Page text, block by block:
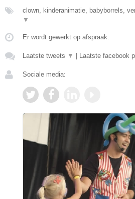
clown, kinderanimatie, babyborrels,
▼
Er wordt gewerkt op afspraak.
Laatste tweets ▼ Laatste facebook
Sociale media: